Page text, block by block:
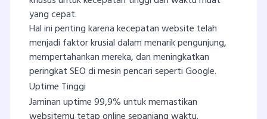
yang cepat.
Hal ini penting karena kecepatan website telah
menjadi faktor krusial dalam menarik pengunjung,
mempertahankan mereka, dan meningkatkan
peringkat SEO di mesin pencari seperti Google.
Uptime Tinggi
Jaminan uptime 99,9% untuk memastikan